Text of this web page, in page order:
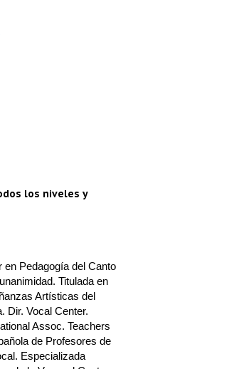
los niveles y
en Pedagogía del Canto
Titulada en
Artísticas del
Dir. Vocal Center.
Assoc. Teachers
de Profesores de
Especializada